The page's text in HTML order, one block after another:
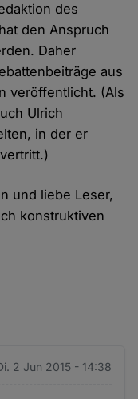
des
den Anspruch
Daher
aus
veröffentlicht. (Als
Ulrich
in der er
und liebe Leser,
konstruktiven
2 Jun 2015 - 14:38